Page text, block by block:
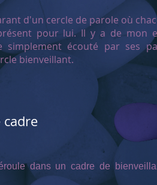
cadre
dans un cadre de
d'un cercle de parole où
pour lui. Il y a de mon
écouté par ses
bienveillant.